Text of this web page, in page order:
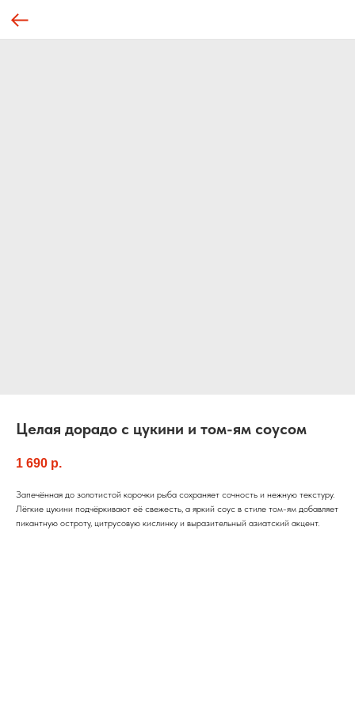
Целая дорадо с цукини и том-ям соусом
1 690 р.
Запечённая до золотистой корочки рыба сохраняет сочность и нежную текстуру.
Лёгкие цукини подчёркивают её свежесть, а яркий соус в стиле том-ям добавляет
пикантную остроту, цитрусовую кислинку и выразительный азиатский акцент.